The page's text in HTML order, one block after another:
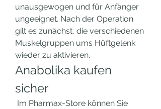
unausgewogen und für Anfänger
ungeeignet. Nach der Operation
gilt es zunächst, die verschiedenen
Muskelgruppen ums Hüftgelenk
wieder zu aktivieren.
Anabolika kaufen
sicher